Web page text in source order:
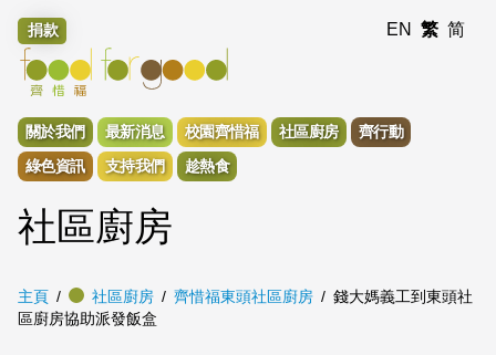
捐款 EN 繁 简
關於我們 最新消息 校園齊惜福 社區廚房
齊行動
綠色資訊
支持我們 趁熱食
社區廚房
主頁 社區廚房 齊惜福東頭社區廚房
錢大媽義工到東頭社
區廚房協助派發飯盒